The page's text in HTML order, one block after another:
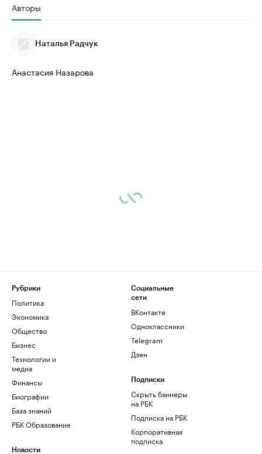
Авторы
Наталья Радчук
Анастасия Назарова
Рубрики
Политика
Экономика
Общество
Бизнес
Технологии и
медиа
Финансы
Биографии
База знаний
РБК Образование
Новости
Социальные
сети
ВКонтакте
Одноклассники
Telegram
Дзен
Подписки
Скрыть баннеры
на РБК
Подписка на РБК
Корпоративная
подписка